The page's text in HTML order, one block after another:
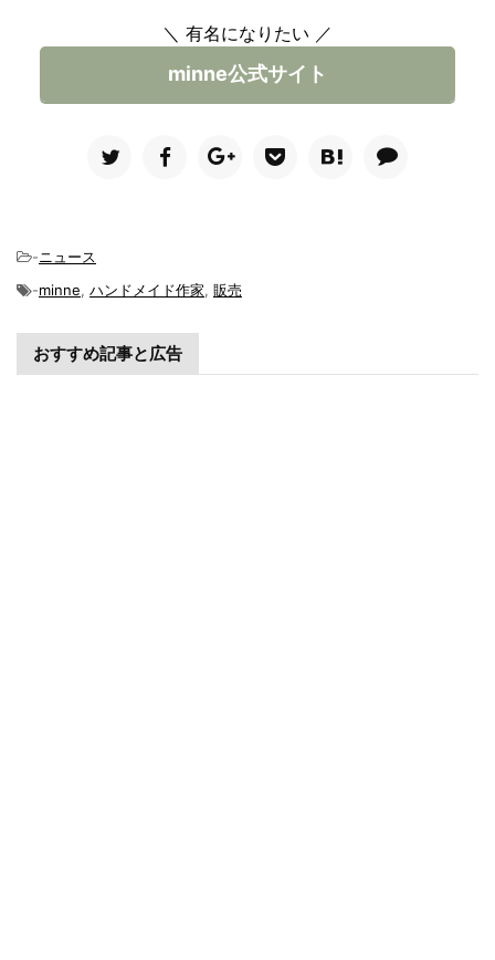
＼ 有名になりたい ／
minne公式サイト
-ニュース
-minne, ハンドメイド作家, 販売
おすすめ記事と広告